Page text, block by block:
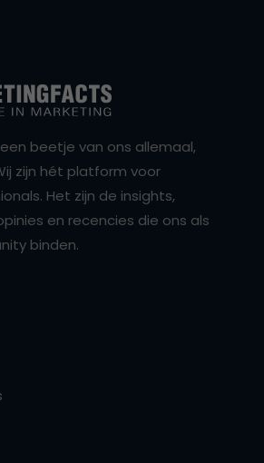
beetje van ons allemaal,
zijn hét platform voor
Het zijn de insights,
en recencies die ons als
binden.